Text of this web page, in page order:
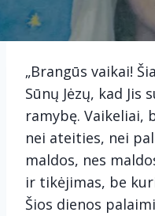
„Brangūs vaikai!
Sūnų Jėzų, kad Jis
ramybę. Vaikeliai,
nei ateities, nei
maldos, nes
ir tikėjimas, be
Šios dienos